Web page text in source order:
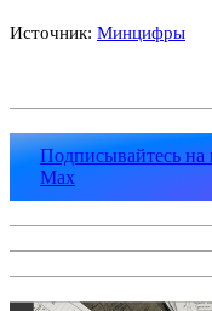
Источник: Минцифры
Подписывайтесь на
Max